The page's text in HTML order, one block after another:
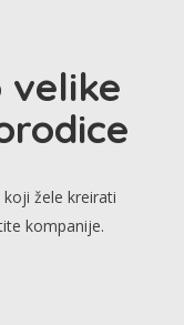
velike
žele kreirati
kompanije.